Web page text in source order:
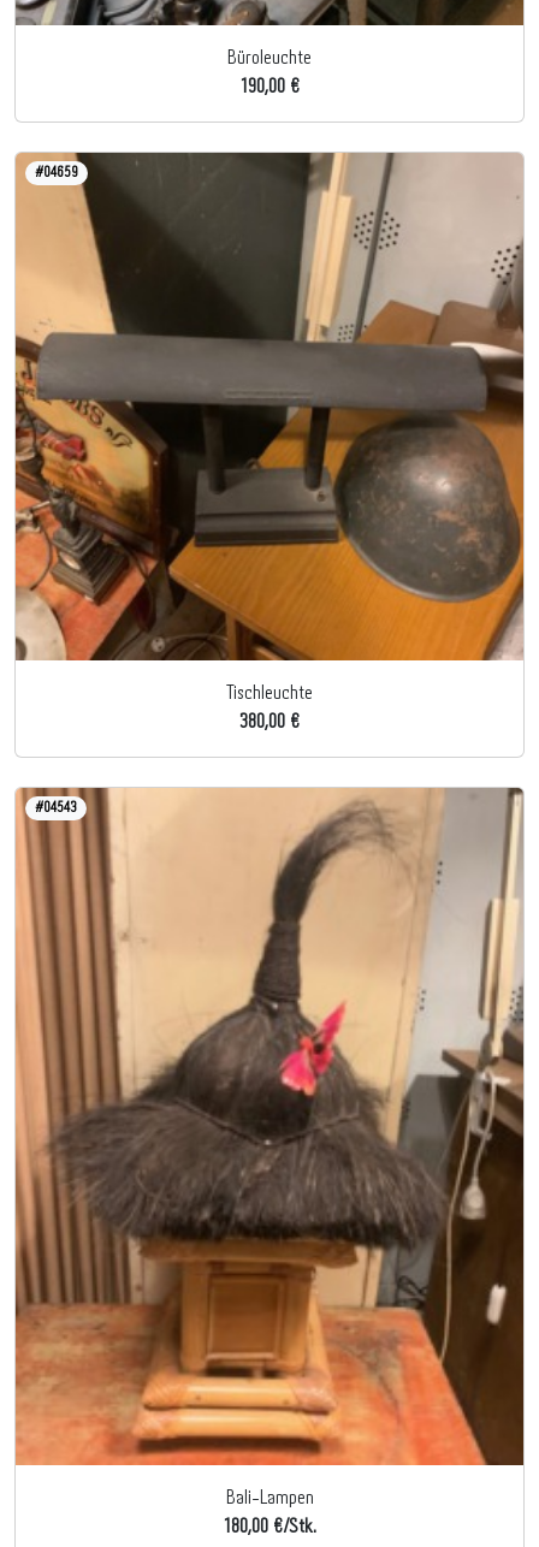
Büroleuchte
190,00 €
#04659
Tischleuchte
380,00 €
#04543
Bali-Lampen
180,00 €/Stk.